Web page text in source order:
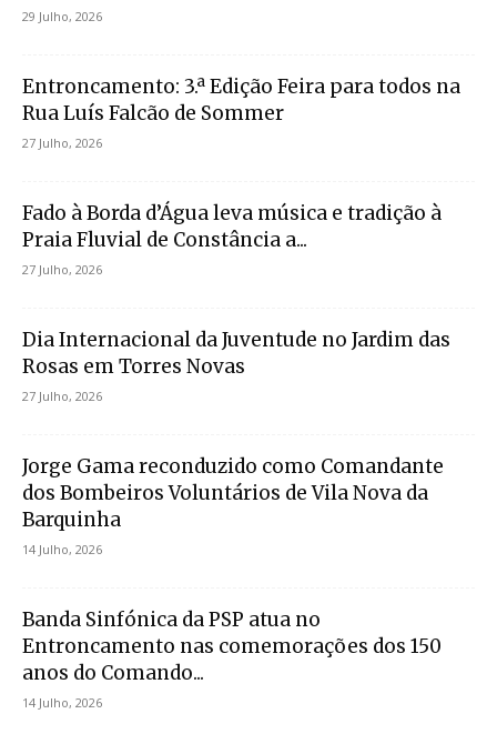
29 Julho, 2026
Entroncamento: 3.ª Edição Feira para todos na
Rua Luís Falcão de Sommer
27 Julho, 2026
Fado à Borda d’Água leva música e tradição à
Praia Fluvial de Constância a...
27 Julho, 2026
Dia Internacional da Juventude no Jardim das
Rosas em Torres Novas
27 Julho, 2026
Jorge Gama reconduzido como Comandante
dos Bombeiros Voluntários de Vila Nova da
Barquinha
14 Julho, 2026
Banda Sinfónica da PSP atua no
Entroncamento nas comemorações dos 150
anos do Comando...
14 Julho, 2026